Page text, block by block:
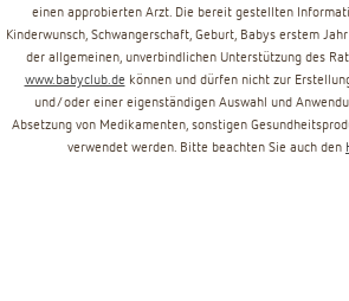
einen approbierten Arzt. Die bereit gestellten
Kinderwunsch, Schwangerschaft, Geburt, Babys erstem
der allgemeinen, unverbindlichen Unterstützung des
www.babyclub.de können und dürfen nicht zur
und/oder einer eigenständigen Auswahl und
Absetzung von Medikamenten, sonstigen
verwendet werden. Bitte beachten Sie auch den